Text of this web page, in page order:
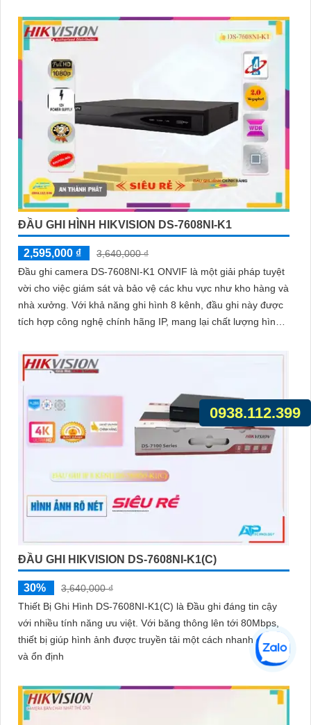
ĐẦU GHI HÌNH HIKVISION DS-7608NI-K1
2,595,000 ₫
3,640,000 ₫
Đầu ghi camera DS-7608NI-K1 ONVIF là một giải pháp tuyệt
vời cho việc giám sát và bảo vệ các khu vực như kho hàng và
nhà xưởng. Với khả năng ghi hình 8 kênh, đầu ghi này được
tích hợp công nghệ chính hãng IP, mang lại chất lượng hình
ĐẦU GHI HIKVISION DS-7608NI-K1(C)
30%
3,640,000 ₫
Thiết Bị Ghi Hình DS-7608NI-K1(C) là Đầu ghi đáng tin cậy
với nhiều tính năng ưu việt. Với băng thông lên tới 80Mbps,
thiết bị giúp hình ảnh được truyền tải một cách nhanh chóng
và ổn định
0938.112.399